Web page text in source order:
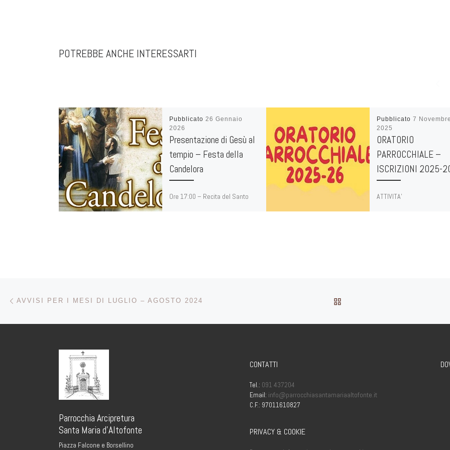
POTREBBE ANCHE INTERESSARTI
Pubblicato26 Gennaio
2026
Presentazione di Gesù al
tempio – Festa della
Candelora
Ore 17:00 – Recita del Santo
Pubblicato 7 Novembre
2025
ORATORIO
PARROCCHIALE –
ISCRIZIONI 2025-
ATTIVITA’
Navigazione articoli
AVVISI PER I MESI DI LUGLIO – AGOSTO 2024 RITORNA ALLA LISTA
Parrocchia Arcipretura
Santa Maria d’Altofonte
Piazza Falcone e Borsellino
CONTATTI
Tel.: 091 437204
Email: info@parrocchiasantamariaaltofonte.it
C.F.: 97011610827
PRIVACY & COOKIE